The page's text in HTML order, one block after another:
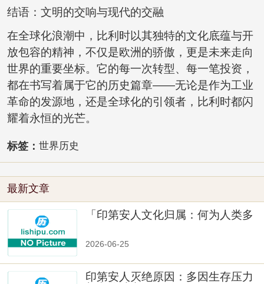
结语：文明的交响与现代的交融
在全球化浪潮中，比利时以其独特的文化底蕴与开
放包容的精神，不仅是欧洲的骄傲，更是未来走向
世界的重要坐标。它的每一次转型、每一笔投资，
都在书写着属于它的历史篇章——无论是作为工业
革命的发源地，还是全球化的引领者，比利时都闪
耀着永恒的光芒。
标签： 世界历史
最新文章
「印第安人文化归属：何为人类多
2026-06-25
印第安人灭绝原因：多因生存压力